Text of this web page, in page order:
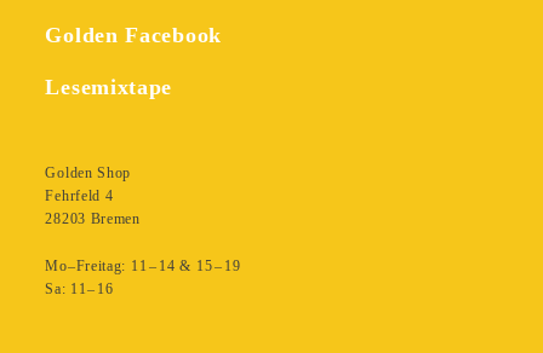
Golden Facebook
Lesemixtape
Golden Shop
Fehrfeld 4
28203 Bremen
Mo–Freitag: 11 – 14 & 15 – 19
Sa: 11– 16